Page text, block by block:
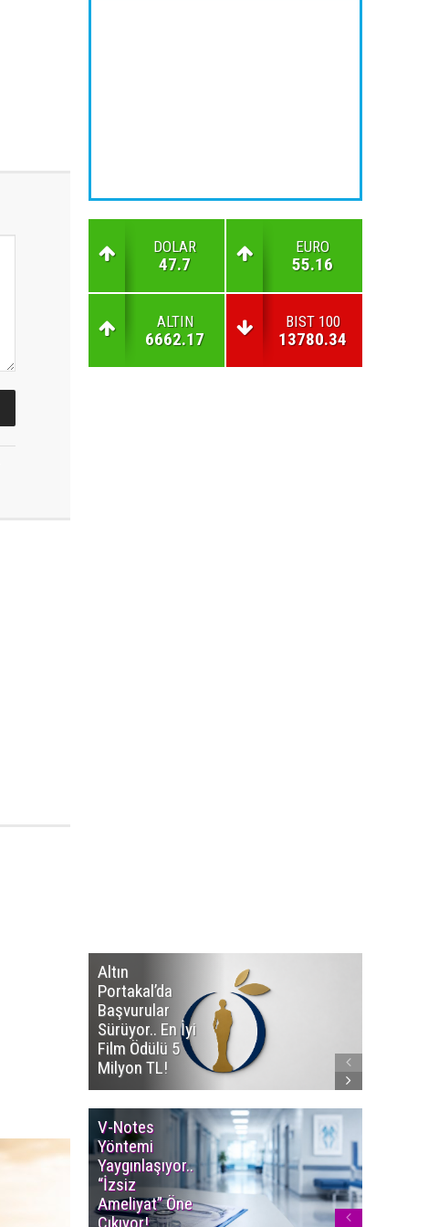
DOLAR
47.7
EURO
55.16
ALTIN
6662.17
BIST 100
13780.34
Altın
Portakal’da
Başvurular
Sürüyor.. En İyi
Film Ödülü 5
Milyon TL!
V-Notes
Yöntemi
Yaygınlaşıyor..
“İzsiz
Ameliyat” Öne